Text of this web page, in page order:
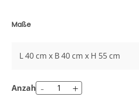
Maße
L 40 cm x B 40 cm x H 55 cm
Anzahl - +